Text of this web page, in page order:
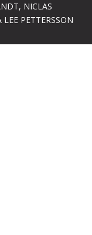
NICLAS
LEE PETTERSSON